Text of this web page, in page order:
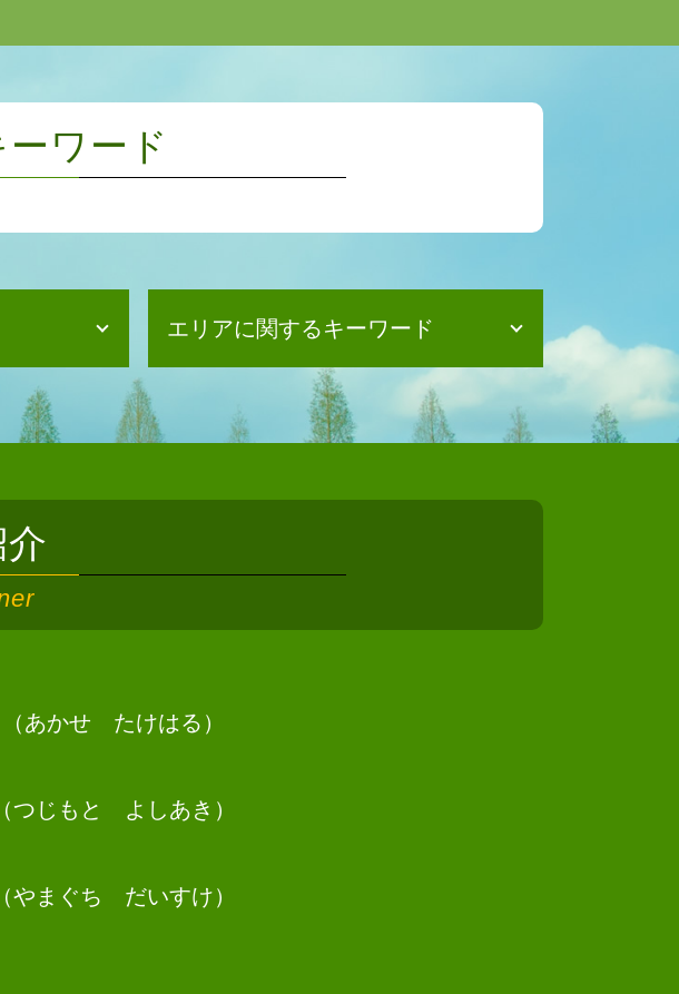
ワード
記
エリアに関するキーワード
債務整理 司法書士泉佐野市
相続 司法書士 摂津市
債務整理 司法書士 池田市
相続 司法書士 茨木市
債務整理 司法書士 能勢町
相続 司法書士 高槻市
債務整理 司法書士 四條畷市
（あかせ たけはる）
（つじもと よしあき）
（やまぐち だいすけ）